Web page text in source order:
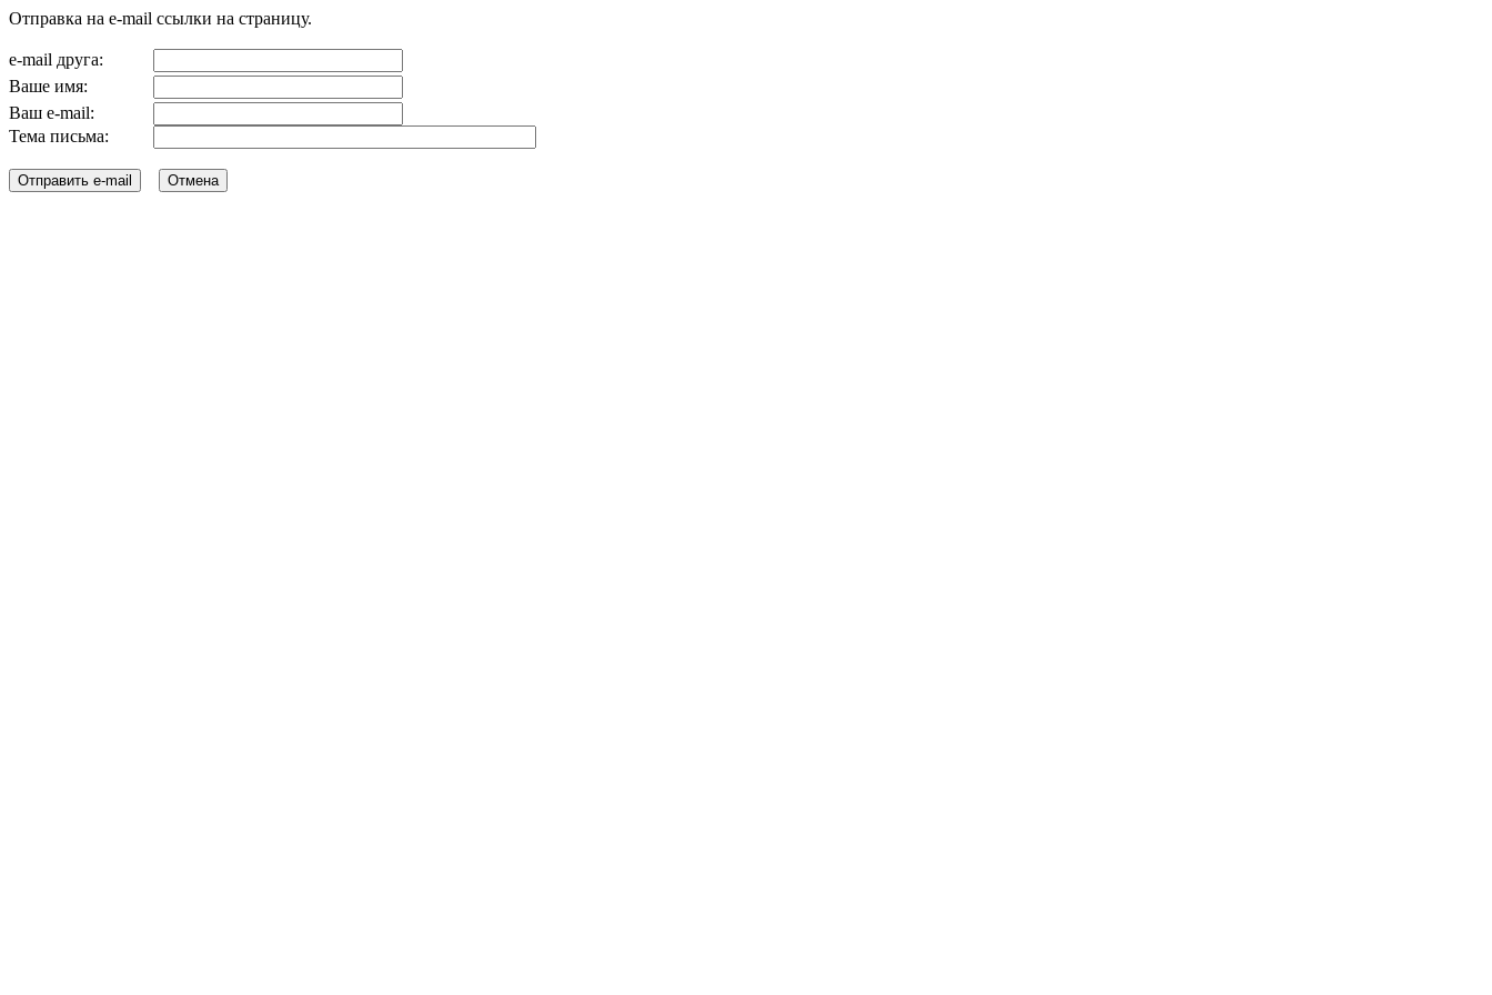
Отправка на e-mail ссылки на страницу.
e-mail друга:
Ваше имя:
Ваш e-mail:
Тема письма: